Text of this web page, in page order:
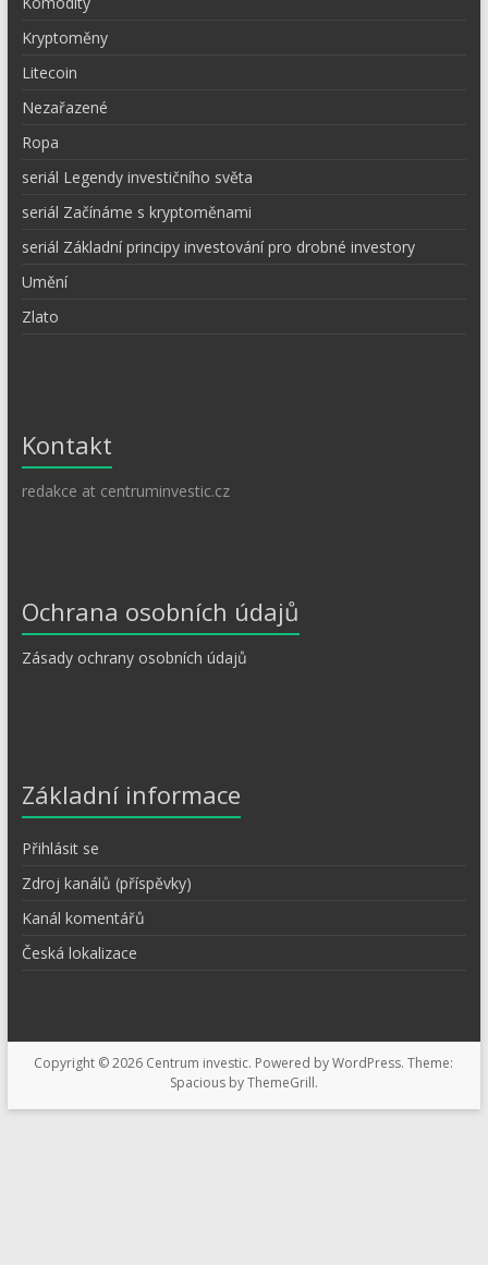
Kryptoměny
Litecoin
Nezařazené
Ropa
seriál Legendy investičního světa
seriál Začínáme s kryptoměnami
seriál Základní principy investování pro drobné investory
Umění
Zlato
Kontakt
redakce at centruminvestic.cz
Ochrana osobních údajů
Zásady ochrany osobních údajů
Základní informace
Přihlásit se
Zdroj kanálů (příspěvky)
Kanál komentářů
Česká lokalizace
Copyright © 2026 Centrum investic. Powered byWordPress. Theme:
Spacious byThemeGrill.